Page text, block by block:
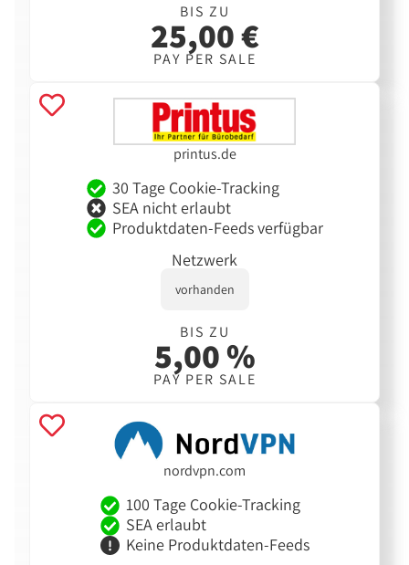
BIS ZU
25,00 €
PAY PER SALE
printus.de
30 Tage Cookie-Tracking
SEA nicht erlaubt
Produktdaten-Feeds verfügbar
Netzwerk
vorhanden
BIS ZU
5,00 %
PAY PER SALE
nordvpn.com
100 Tage Cookie-Tracking
SEA erlaubt
Keine Produktdaten-Feeds